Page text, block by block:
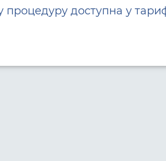
процедуру доступна у